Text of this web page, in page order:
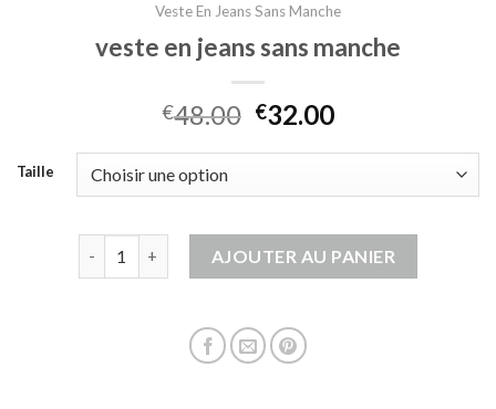
Veste En Jeans Sans Manche
veste en jeans sans manche
€48.00 €32.00
Taille
AJOUTER AU PANIER